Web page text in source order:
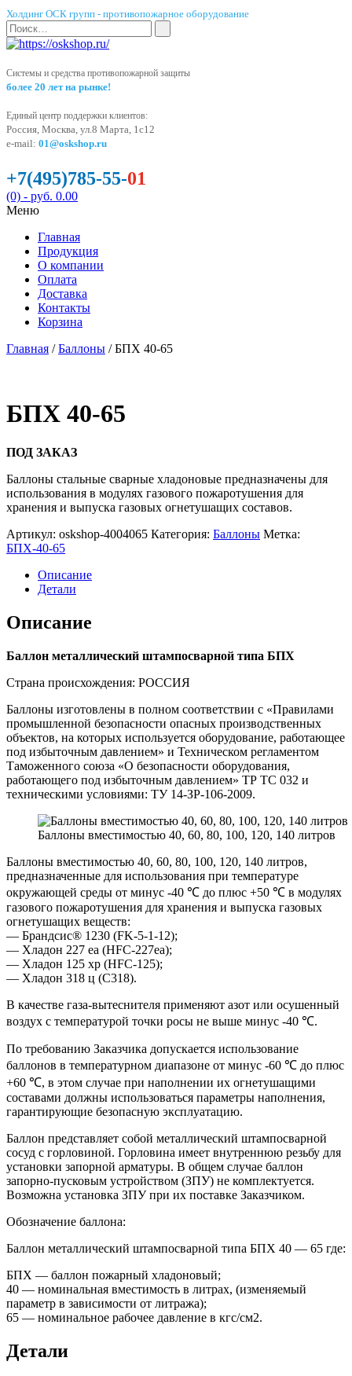
Холдинг ОСК групп - противопожарное оборудование
Системы и средства противопожарной защиты
более 20 лет на рынке!
Единый центр поддержки клиентов:
Россия, Москва, ул.8 Марта, 1с12
e-mail: 01@oskshop.ru
+7(495)785-55-01
(0) - руб. 0.00
Меню
Главная
Продукция
О компании
Оплата
Доставка
Контакты
Корзина
Главная /Баллоны / БПХ 40-65
БПХ 40-65
ПОД ЗАКАЗ
Баллоны стальные сварные хладоновые предназначены для
использования в модулях газового пожаротушения для
хранения и выпуска газовых огнетушащих составов.
Артикул: oskshop-4004065 Категория: Баллоны Метка:
БПХ-40-65
Описание
Детали
Описание
Баллон металлический штампосварной типа БПХ
Страна происхождения: РОССИЯ
Баллоны изготовлены в полном соответствии с «Правилами
промышленной безопасности опасных производственных
объектов, на которых используется оборудование, работающее
под избыточным давлением» и Техническом регламентом
Таможенного союза «О безопасности оборудования,
работающего под избыточным давлением» ТР ТС 032 и
техническими условиями: ТУ 14-ЗР-106-2009.
Баллоны вместимостью 40, 60, 80, 100, 120, 140 литров
Баллоны вместимостью 40, 60, 80, 100, 120, 140 литров,
предназначенные для использования при температуре
окружающей среды от минус -40 ℃ до плюс +50 ℃ в модулях
газового пожаротушения для хранения и выпуска газовых
огнетушащих веществ:
— Брандсис® 1230 (FK-5-1-12);
— Хладон 227 еа (HFC-227ea);
— Хладон 125 хр (HFC-125);
— Хладон 318 ц (С318).
В качестве газа-вытеснителя применяют азот или осушенный
воздух с температурой точки росы не выше минус -40 ℃.
По требованию Заказчика допускается использование
баллонов в температурном диапазоне от минус -60 ℃ до плюс
+60 ℃, в этом случае при наполнении их огнетушащими
составами должны использоваться параметры наполнения,
гарантирующие безопасную эксплуатацию.
Баллон представляет собой металлический штампосварной
сосуд с горловиной. Горловина имеет внутреннюю резьбу для
установки запорной арматуры. В общем случае баллон
запорно-пусковым устройством (ЗПУ) не комплектуется.
Возможна установка ЗПУ при их поставке Заказчиком.
Обозначение баллона:
Баллон металлический штампосварной типа БПХ 40 — 65 где:
БПХ — баллон пожарный хладоновый;
40 — номинальная вместимость в литрах, (изменяемый
параметр в зависимости от литража);
65 — номинальное рабочее давление в кгс/см2.
Детали